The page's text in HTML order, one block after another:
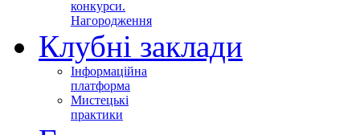
конкурси.
Нагородження
Клубні заклади
Інформаційна
платформа
Мистецькі
практики